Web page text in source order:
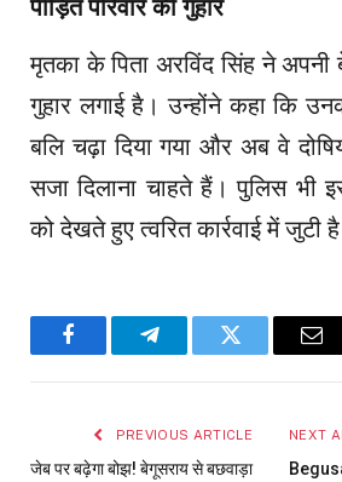
पीड़ित परिवार की गुहार
मृतका के पिता अरविंद सिंह ने अपनी
गुहार लगाई है। उन्होंने कहा कि
बलि चढ़ा दिया गया और अब वे
सजा दिलाना चाहते हैं। पुलिस भी
को देखते हुए त्वरित कार्रवाई में जुटी
FacebookTelegramTwitter
PREVIOUS ARTICLE
जेब पर बढ़ेगा बोझ! बेगूसराय से बछवाड़ा
NEXT